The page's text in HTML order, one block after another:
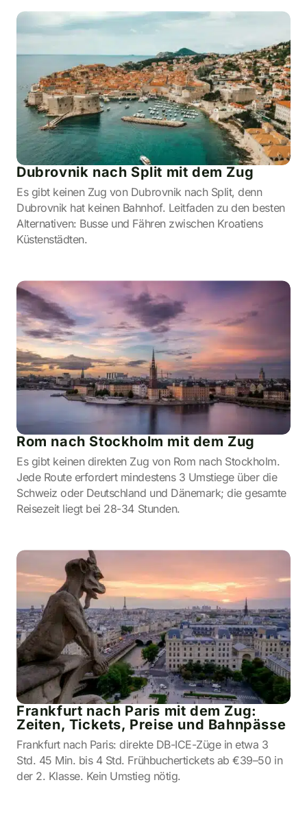
Dubrovnik nach Split mit dem Zug
Es gibt keinen Zug von Dubrovnik nach Split, denn
Dubrovnik hat keinen Bahnhof. Leitfaden zu den besten
Alternativen: Busse und Fähren zwischen Kroatiens
Küstenstädten.
Rom nach Stockholm mit dem Zug
Es gibt keinen direkten Zug von Rom nach Stockholm.
Jede Route erfordert mindestens 3 Umstiege über die
Schweiz oder Deutschland und Dänemark; die gesamte
Reisezeit liegt bei 28-34 Stunden.
Frankfurt nach Paris mit dem Zug:
Zeiten, Tickets, Preise und Bahnpässe
Frankfurt nach Paris: direkte DB-ICE-Züge in etwa 3
Std. 45 Min. bis 4 Std. Frühbuchertickets ab €39–50 in
der 2. Klasse. Kein Umstieg nötig.